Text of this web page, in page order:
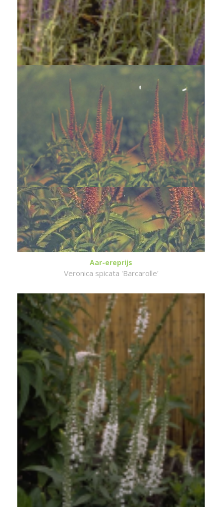
Aar-ereprijs
Veronica spicata 'Romiley Purple'
Aar-ereprijs
Veronica spicata 'Barcarolle'
Aar-ereprijs
Veronica spicata 'Icicle'